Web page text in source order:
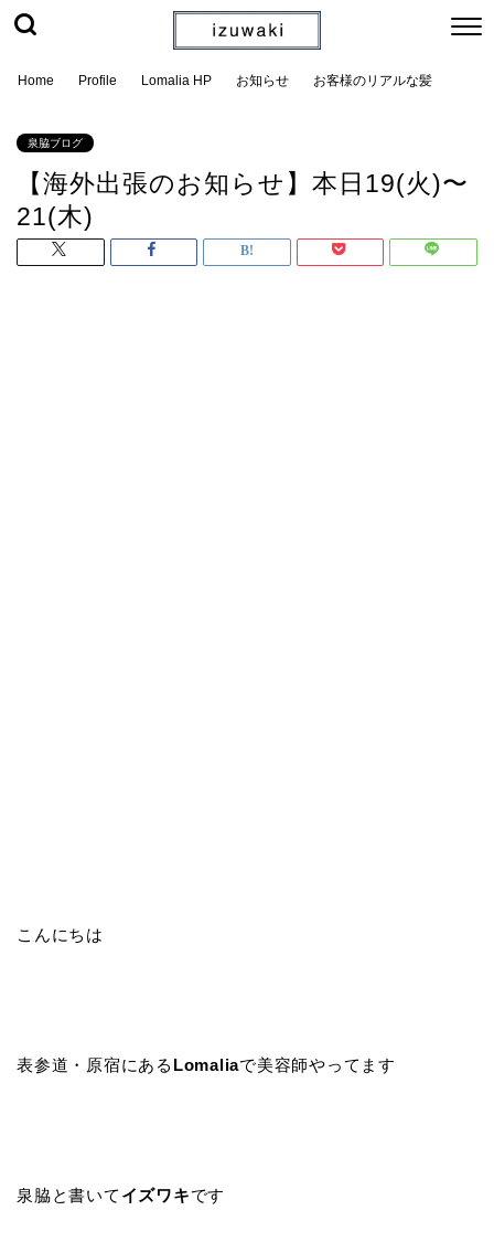
Home Profile Lomalia HP お知らせ お客様のリアルな髪
泉脇ブログ
【海外出張のお知らせ】本日19(火)〜
21(木)
こんにちは
表参道・原宿にある Lomaliaで美容師やってます
泉脇と書いて イズワキです